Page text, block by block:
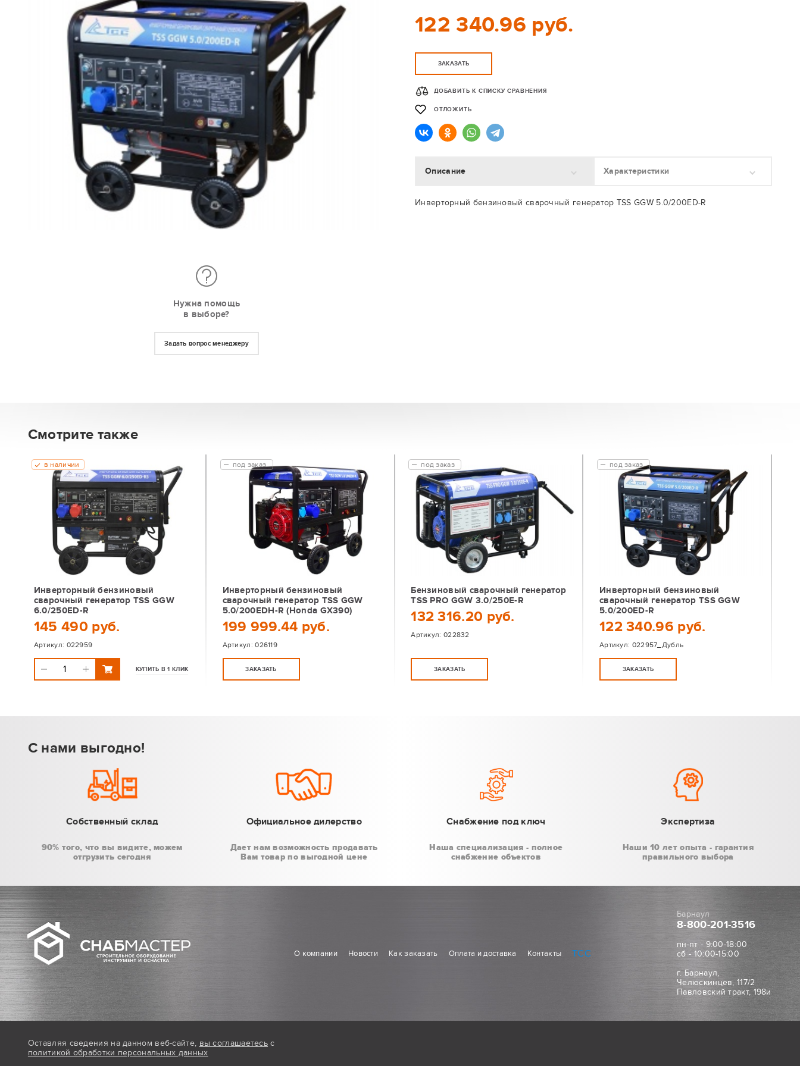
Нужна помощь
в выборе?
Задать вопрос менеджеру
122 340.96 руб.
ЗАКАЗАТЬ
ДОБАВИТЬ К СПИСКУ СРАВНЕНИЯ
ОТЛОЖИТЬ
Описание Характеристики
Инверторный бензиновый сварочный генератор TSS GGW 5.0/200ED-R
Смотрите также
Инверторный бензиновый
сварочный генератор TSS GGW
6.0/250ED-R
145 490 руб.
Артикул: 022959
в наличии
КУПИТЬ В 1 КЛИК
Инверторный бензиновый
сварочный генератор TSS GGW
5.0/200EDH-R (Honda GX390)
199 999.44 руб.
Артикул:026119
под заказ
ЗАКАЗАТЬ
Бензиновый сварочный генератор
TSS PRO GGW 3.0/250E-R
132 316.20 руб.
Артикул: 022832
под заказ
ЗАКАЗАТЬ
Инверторный бензиновый
сварочный генератор TSS GGW
5.0/200ED-R
122 340.96 руб.
Артикул: 022957_Дубль
под заказ
ЗАКАЗАТЬ
С нами выгодно!
Собственный склад
90% того, что вы видите, можем
отгрузить сегодня
Официальное дилерство
Дает нам возможность продавать
Вам товар по выгодной цене
Снабжение под ключ
Наша специализация - полное
снабжение объектов
Экспертиза
Наши 10 лет опыта - гарантия
правильного выбора
О компании Новости Как заказать Оплата и доставка Контакты ТСС
Барнаул
8-800-201-3516
пн-пт - 9:00-18:00
сб - 10:00-15:00
г. Барнаул,
Челюскинцев, 117/2
Павловский тракт, 198и
Оставляя сведения на данном веб-сайте, вы соглашаетесь с
политикой обработки персональных данных